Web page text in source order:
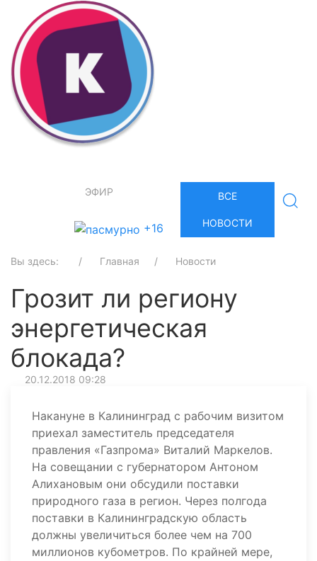
ЭФИР
+16
ВСЕ
НОВОСТИ
Вы здесь: Главная Новости
Грозит ли региону
энергетическая
блокада?
20.12.2018 09:28
Накануне в Калининград с рабочим визитом
приехал заместитель председателя
правления «Газпрома» Виталий Маркелов.
На совещании с губернатором Антоном
Алихановым они обсудили поставки
природного газа в регион. Через полгода
поставки в Калининградскую область
должны увеличиться более чем на 700
миллионов кубометров. По крайней мере,